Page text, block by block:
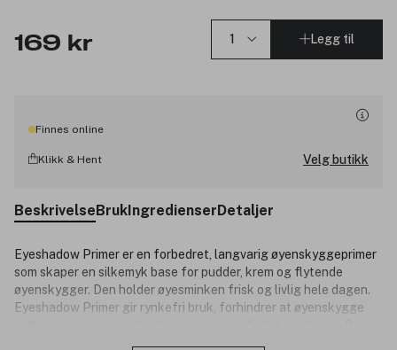
169 kr Legg til
Finnes online
Klikk & Hent Velg butikk
BeskrivelseBrukIngredienserDetaljer
Eyeshadow Primer er en forbedret, langvarig øyenskyggeprimer
som skaper en silkemyk base for pudder, krem og flytende
øyenskygger. Den holder øyesminken frisk og livlig hele dagen.
Eyeshadow Primer gir rynkefri bruk, forhindrer at øyenskygge